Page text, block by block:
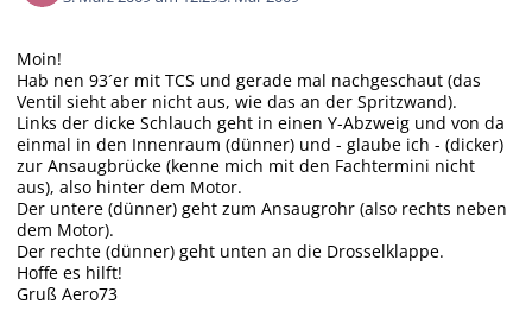
Moin!
Hab nen 93´er mit TCS und gerade mal nachgeschaut (das
Ventil sieht aber nicht aus, wie das an der Spritzwand).
Links der dicke Schlauch geht in einen Y-Abzweig und von da
einmal in den Innenraum (dünner) und - glaube ich - (dicker)
zur Ansaugbrücke (kenne mich mit den Fachtermini nicht
aus), also hinter dem Motor.
Der untere (dünner) geht zum Ansaugrohr (also rechts neben
dem Motor).
Der rechte (dünner) geht unten an die Drosselklappe.
Hoffe es hilft!
Gruß Aero73